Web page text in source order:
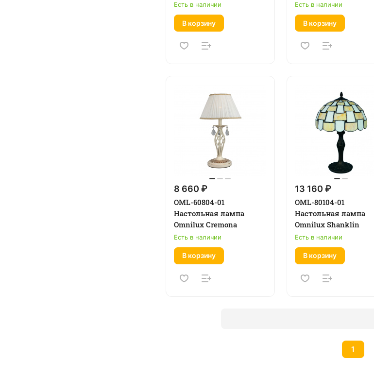
Есть в наличии
В корзину
Есть в наличии
В корзину
8 660 ₽
OML-60804-01
Настольная лампа
Omnilux Cremona
Есть в наличии
В корзину
13 160 ₽
OML-80104-01
Настольная лампа
Omnilux Shanklin
Есть в наличии
В корзину
1